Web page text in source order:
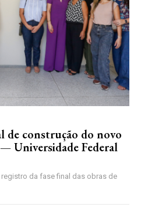
de construção do novo
Universidade Federal
da fase final das obras de